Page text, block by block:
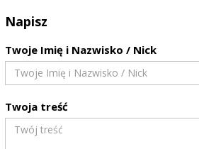
Napisz
Twoje Imię i Nazwisko / Nick
Twoja treść